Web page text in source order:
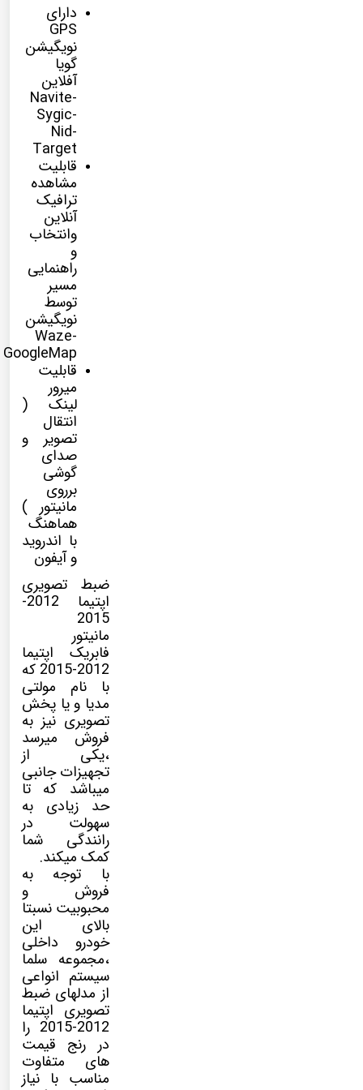
دارای
GPS
نویگیشن
گویا
آفلاین
Navite-
Sygic-
Nid-
Target
قابلیت
مشاهده
ترافیک
آنلاین
وانتخاب
و
راهنمایی
مسیر
توسط
نویگیشن
Waze-
GoogleMap
قابلیت
میرور
لینک (
انتقال
تصویر و
صدای
گوشی
برروی
مانیتور )
هماهنگ
با اندروید
و آیفون
ضبط تصویری
اپتیما 2012-
2015
مانیتور
فابریک اپتیما
2012-2015 که
با نام مولتی
مدیا و یا پخش
تصویری نیز به
فروش میرسد
،یکی از
تجهیزات جانبی
میباشد که تا
حد زیادی به
سهولت در
رانندگی شما
کمک میکند.
با توجه به
فروش و
محبوبیت نسبتا
بالای این
خودرو داخلی
،مجموعه سلما
سیستم انواعی
از مدلهای ضبط
تصویری اپتیما
2012-2015 را
در رنج قیمت
های متفاوت
مناسب با نیاز